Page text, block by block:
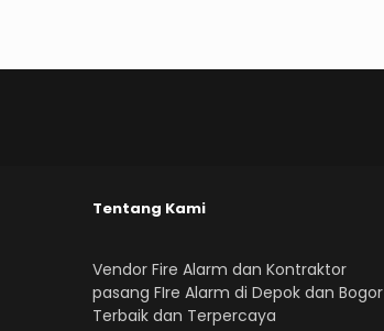
Tentang Kami
Vendor Fire Alarm dan Kontraktor
pasang FIre Alarm di Depok dan Bogor
Terbaik dan Terpercaya